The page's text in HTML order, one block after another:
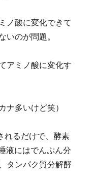
ノ酸に変化できて
いのが問題。
アミノ酸に変化す
ナ多いけど笑）
れるだけで、酵素
液にはでんぷん分
タンパク質分解酵